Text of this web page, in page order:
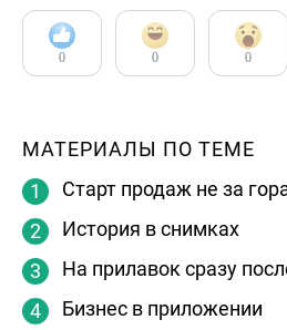
0 0 0
МАТЕРИАЛЫ ПО ТЕМЕ
Старт продаж не за
История в снимках
На прилавок сразу
Бизнес в приложении